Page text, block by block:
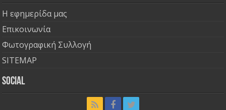
Η εφημερίδα μας
Επικοινωνία
Φωτογραφική Συλλογή
SITEMAP
Social